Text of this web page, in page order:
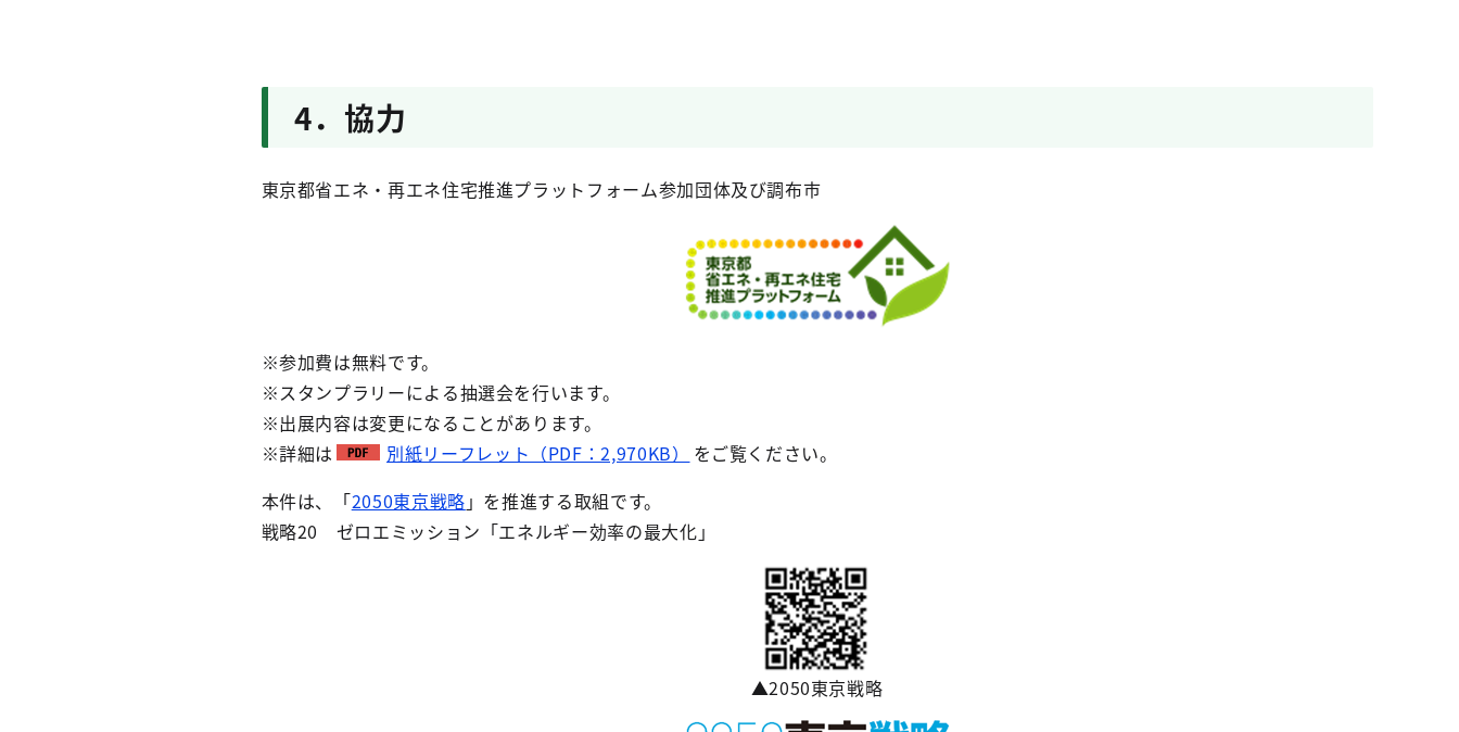
4．協力
東京都省エネ・再エネ住宅推進プラットフォーム参加団体及び調布市
※参加費は無料です。
※スタンプラリーによる抽選会を行います。
※出展内容は変更になることがあります。
※詳細は
別紙リーフレット（PDF：2,970KB）
をご覧ください。
本件は、「2050東京戦略 」を推進する取組です。
戦略20 ゼロエミッション「エネルギー効率の最大化」
▲2050東京戦略